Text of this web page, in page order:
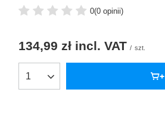
0(0 opinii)
134,99 zł incl. VAT / szt.